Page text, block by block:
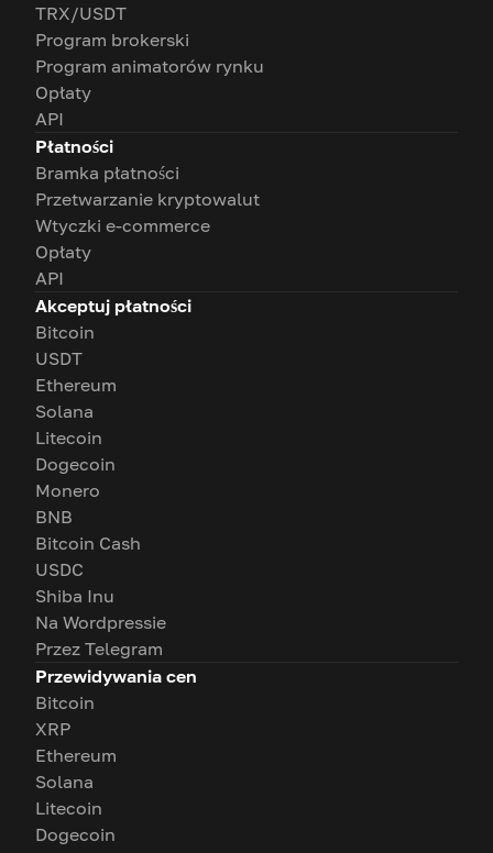
TRX/USDT
Program brokerski
Program animatorów rynku
Opłaty
API
Płatności
Bramka płatności
Przetwarzanie kryptowalut
Wtyczki e-commerce
Opłaty
API
Akceptuj płatności
Bitcoin
USDT
Ethereum
Solana
Litecoin
Dogecoin
Monero
BNB
Bitcoin Cash
USDC
Shiba Inu
Na Wordpressie
Przez Telegram
Przewidywania cen
Bitcoin
XRP
Ethereum
Solana
Litecoin
Dogecoin